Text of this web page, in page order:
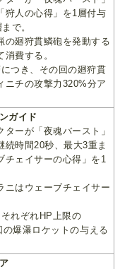
狩人の心得」を1層付与
で。
の廻狩貫鱗砲を発動する
費する。
つき、その回の廻狩貫
ニチの攻撃力320%分ア
ガイド
ーが「夜魂バースト」
続時間20秒、最大3重ま
チェイサーの心得」を1
ニはウェーブチェイサー
れぞれHP上限の
爆瀑ロケットの与える